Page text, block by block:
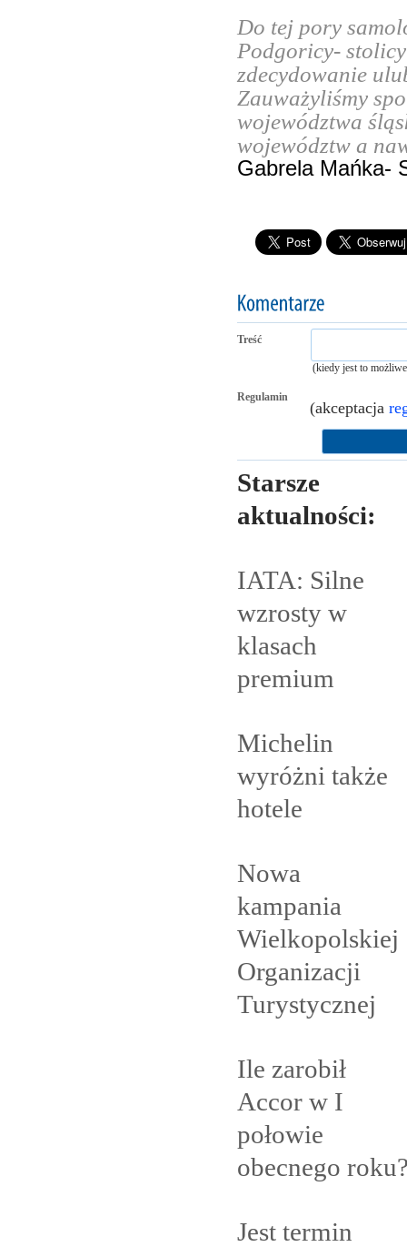
Do tej pory
Podgoricy-
zdecydowanie
Zauważyliśmy
województwa
województw a
Gabrela Mańka-
Treść
(kiedy jest to
Regulamin
(akceptacja
Starsze
aktualności:
IATA: Silne
wzrosty w
klasach
premium
Michelin
wyróżni także
hotele
Nowa
kampania
Wielkopolskiej
Organizacji
Turystycznej
Ile zarobił
Accor w I
połowie
obecnego
Jest termin